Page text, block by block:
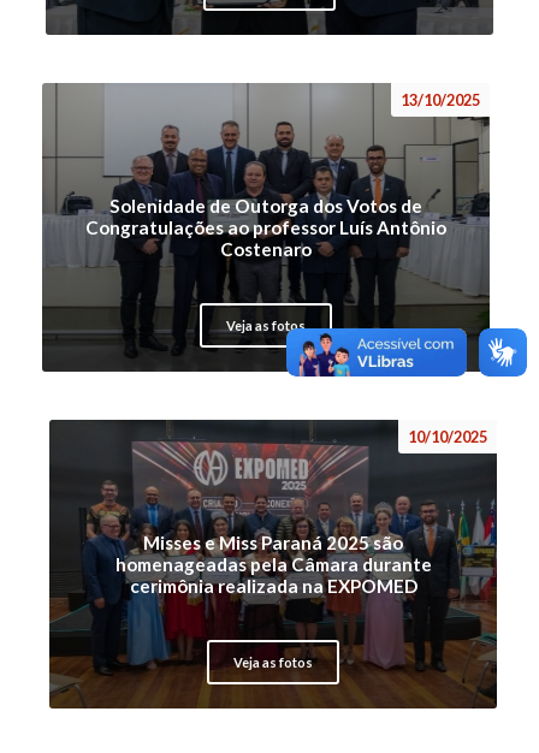
13/10/2025
Solenidade de Outorga dos Votos de
Congratulações ao professor Luís Antônio
Costenaro
Veja as fotos
10/10/2025
Misses e Miss Paraná 2025 são
homenageadas pela Câmara durante
cerimônia realizada na EXPOMED
Veja as fotos